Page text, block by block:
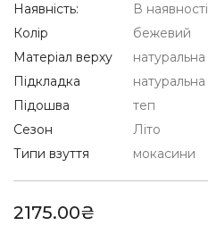
Наявність:
В наявності
Колір
бежевий
Матеріал верху
Підкладка
Підошва
теп
Сезон
Літо
Типи взуття
мокасини
2175.00₴